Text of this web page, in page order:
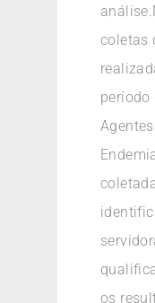
coletas
período
os